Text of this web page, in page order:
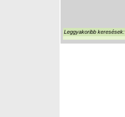
Leggyakoribb keresések: